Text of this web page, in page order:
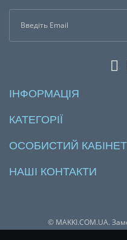
ІНФОРМАЦІЯ
КАТЕГОРІЇ
ОСОБИСТИЙ КАБІНЕТ
НАШІ КОНТАКТИ
© MAKKI.COM.UA.